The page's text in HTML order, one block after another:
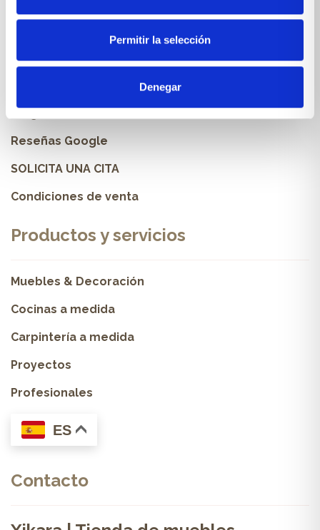
Permitir la selección
Denegar
Sobre Xíkara
Reseñas Google
SOLICITA UNA CITA
Condiciones de venta
Productos y servicios
Muebles & Decoración
Cocinas a medida
Carpintería a medida
Proyectos
Profesionales
ES
Contacto